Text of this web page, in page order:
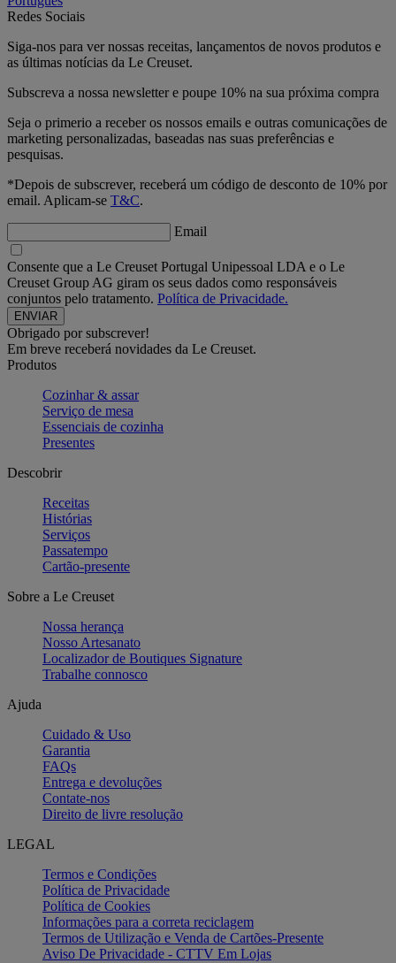
Redes Sociais
Siga-nos para ver nossas receitas, lançamentos de novos produtos e
as últimas notícias da Le Creuset.
Subscreva a nossa newsletter e poupe 10% na sua próxima compra
Seja o primerio a receber os nossos emails e outras comunicações de
marketing personalizadas, baseadas nas suas preferências e
pesquisas.
*Depois de subscrever, receberá um código de desconto de 10% por
email. Aplicam-se T&C.
Email
Consente que a Le Creuset Portugal Unipessoal LDA e o Le
Creuset Group AG giram os seus dados como responsáveis
conjuntos pelo tratamento. Política de Privacidade.
Obrigado por subscrever!
Em breve receberá novidades da Le Creuset.
Produtos
Cozinhar & assar
Serviço de mesa
Essenciais de cozinha
Presentes
Descobrir
Receitas
Histórias
Serviços
Passatempo
Cartão-presente
Sobre a Le Creuset
Nossa herança
Nosso Artesanato
Localizador de Boutiques Signature
Trabalhe connosco
Ajuda
Cuidado & Uso
Garantia
FAQs
Entrega e devoluções
Contate-nos
Direito de livre resolução
LEGAL
Termos e Condições
Política de Privacidade
Política de Cookies
Informações para a correta reciclagem
Termos de Utilização e Venda de Cartões-Presente
Aviso De Privacidade - CTTV Em Lojas